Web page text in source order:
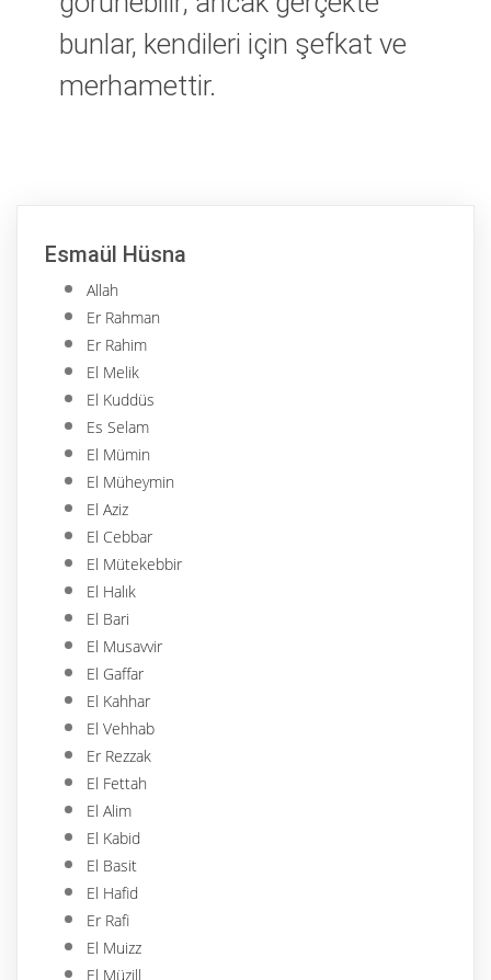
bunlar, kendileri için şefkat ve
merhamettir.
Esmaül Hüsna
Allah
Er Rahman
Er Rahim
El Melik
El Kuddüs
Es Selam
El Mümin
El Müheymin
El Aziz
El Cebbar
El Mütekebbir
El Halık
El Bari
El Musavvir
El Gaffar
El Kahhar
El Vehhab
Er Rezzak
El Fettah
El Alim
El Kabid
El Basit
El Hafid
Er Rafi
El Muizz
El Müzill